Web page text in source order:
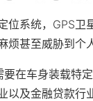
位系统，GPS
甚至威胁到个
在车身装载特
以及金融贷款行